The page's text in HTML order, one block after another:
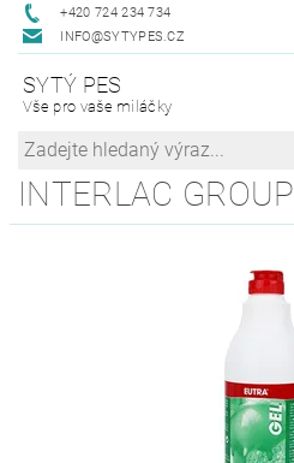
+420 724 234 734
INFO@SYTYPES.CZ
SYTÝ PES
Vše pro vaše miláčky
INTERLAC GROUP